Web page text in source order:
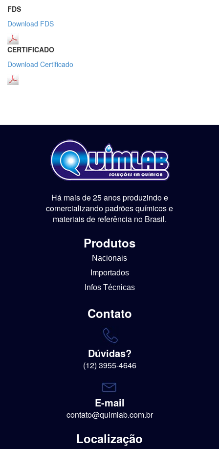
FDS
Download FDS
CERTIFICADO
Download Certificado
Há mais de 25 anos produzindo e
comercializando padrões químicos e
materiais de referência no Brasil.
Produtos
Nacionais
Importados
Infos Técnicas
Contato
Dúvidas?
(12) 3955-4646
E-mail
contato@quimlab.com.br
Localização